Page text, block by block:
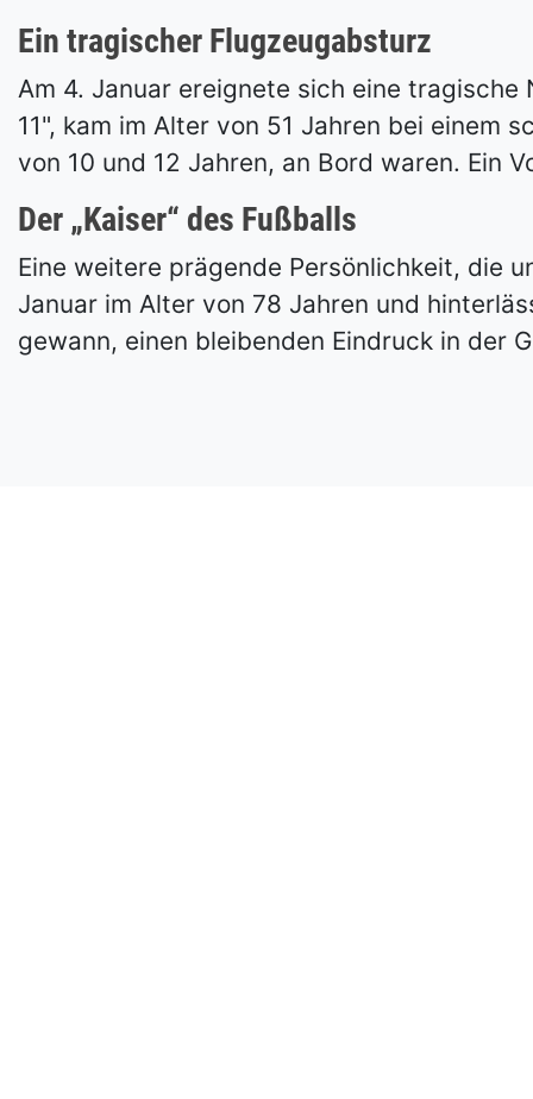
Ein tragischer Flugzeugabsturz
Am 4. Januar ereignete sich eine
11", kam im Alter von 51 Jahren bei einem
von 10 und 12 Jahren, an Bord waren. Ein
Der „Kaiser“ des Fußballs
Eine weitere prägende Persönlichkeit, die
Januar im Alter von 78 Jahren und
gewann, einen bleibenden Eindruck in der